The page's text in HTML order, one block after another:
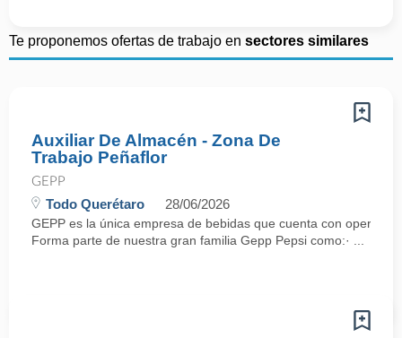
Te proponemos ofertas de trabajo en sectores similares
Auxiliar De Almacén - Zona De
Trabajo Peñaflor
GEPP
Todo Querétaro 28/06/2026
GEPP es la única empresa de bebidas que cuenta con
Forma parte de nuestra gran familia Gepp Pepsi como:· ...